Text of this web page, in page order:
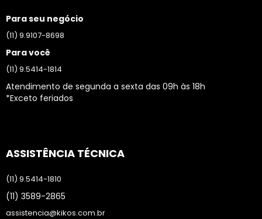
Para seu negócio
(11) 9.9107-8698
Para você
(11) 9.5414-1814
Atendimento de segunda a sexta das 09h às 18h
*Exceto feriados
ASSISTÊNCIA TÉCNICA
(11) 9.5414-1810
(11) 3589-2865
assistencia@kikos.com.br